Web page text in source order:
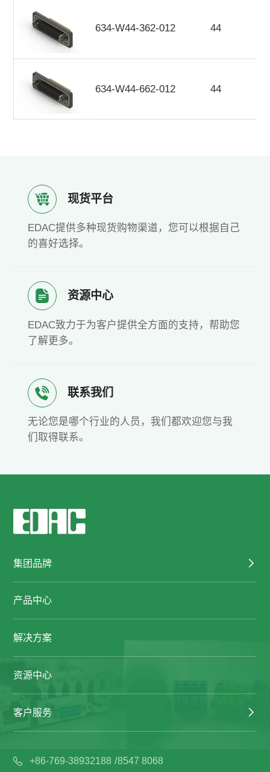
634-W44-362-012 44
634-W44-662-012 44
现货平台
EDAC提供多种现货购物渠道，您可以根据自己
的喜好选择。
资源中心
EDAC致力于为客户提供全方面的支持，帮助您
了解更多。
联系我们
无论您是哪个行业的人员，我们都欢迎您与我
们取得联系。
集团品牌
产品中心
解决方案
资源中心
客户服务
+86-769-38932188 /8547 8068